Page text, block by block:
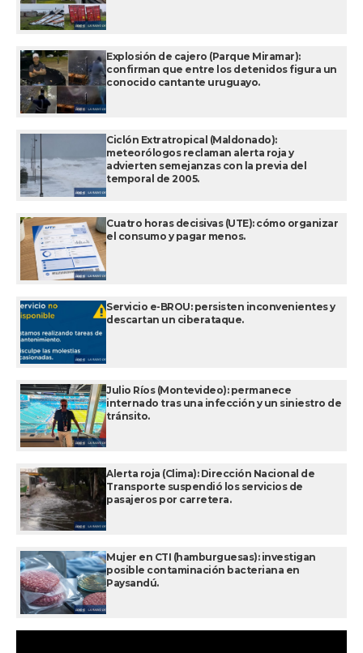
Explosión de cajero (Parque Miramar):
confirman que entre los detenidos figura un
conocido cantante uruguayo.
Ciclón Extratropical (Maldonado):
meteorólogos reclaman alerta roja y
advierten semejanzas con la previa del
temporal de 2005.
Cuatro horas decisivas (UTE): cómo organizar
el consumo y pagar menos.
Servicio e-BROU: persisten inconvenientes y
descartan un ciberataque.
Julio Ríos (Montevideo): permanece
internado tras una infección y un siniestro de
tránsito.
Alerta roja (Clima): Dirección Nacional de
Transporte suspendió los servicios de
pasajeros por carretera.
Mujer en CTI (hamburguesas): investigan
posible contaminación bacteriana en
Paysandú.